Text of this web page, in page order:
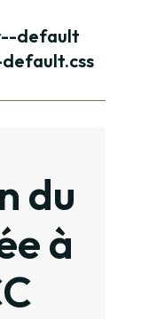
default
du
à